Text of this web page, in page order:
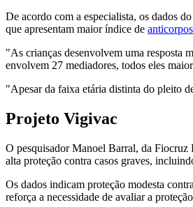
De acordo com a especialista, os dados
que apresentam maior índice de anticorpos
"As crianças desenvolvem uma resposta
envolvem 27 mediadores, todos eles
"Apesar da faixa etária distinta do pleito
Projeto Vigivac
O pesquisador Manoel Barral, da Fiocruz
alta proteção contra casos graves,
Os dados indicam proteção modesta
reforça a necessidade de avaliar a